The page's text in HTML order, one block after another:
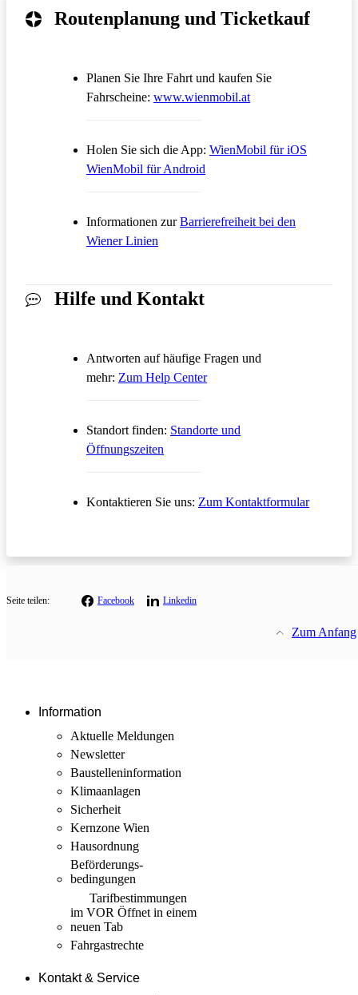
Routenplanung und Ticketkauf
Planen Sie Ihre Fahrt und kaufen Sie
Fahrscheine: www.wienmobil.atÖffnet in einem
Holen Sie sich die App: WienMobil für iOS
WienMobil für Android
Informationen zurBarrierefreiheit bei den
Wiener Linien
Hilfe und Kontakt
Antworten auf häufige Fragen und
mehr: Zum Help CenterÖffnet in einem neuen Tab
Standort finden: Standorte und
Öffnungszeiten
Kontaktieren Sie uns: Zum KontaktformularÖffnet in
Seite teilen: Facebook Linkedin
Zum Anfang
Information
Aktuelle Meldungen
Newsletter
Baustellen­information
Klimaanlagen
Sicherheit
Kernzone Wien
Hausordnung
Beförderungs­
bedingungen
Tarif­bestimmungen
im VOR Öffnet in einem
neuen Tab
Fahrgastrechte
Kontakt & Service